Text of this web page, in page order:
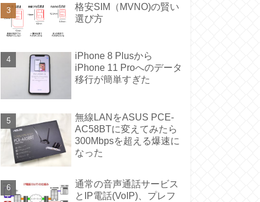
格安SIM（MVNO)の賢い
選び方
iPhone 8 Plusから
iPhone 11 Proへのデータ
移行が簡単すぎた
無線LANをASUS PCE-
AC58BTに変えてみたら
300Mbpsを超える爆速に
なった
通常の音声通話サービス
とIP電話(VoIP)、プレフ